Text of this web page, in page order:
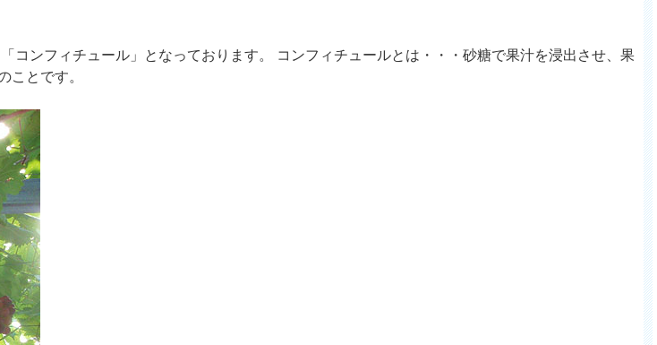
ンフィチュール」となっております。 コンフィチュールとは・・・砂糖で果汁を浸出させ、果
ことです。